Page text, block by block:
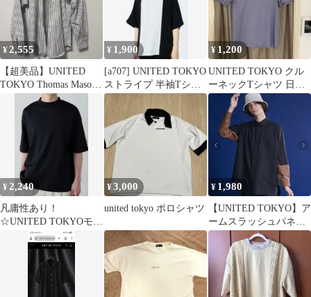
¥2,555
【超美品】UNITED
TOKYO Thomas Mason
ストライプシャツ
¥ 1,900
[a707] UNITED TOKYO
ストライプ 半袖Tシャ
ツ
¥ 1,200
UNITED TOKYO クル
ーネックTシャツ 日本
製 ブルー サイズ3
¥ 2,240
凡庸性あり！
☆UNITED TOKYOモッ
クネックカットソーブ
ラックTシャツ
¥3,000
united tokyo ポロシャツ
¥ 1,980
【UNITED TOKYO】ア
ームスラッシュパネル
シャツ